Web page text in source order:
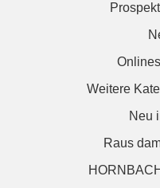
Weitere
Neu
Raus